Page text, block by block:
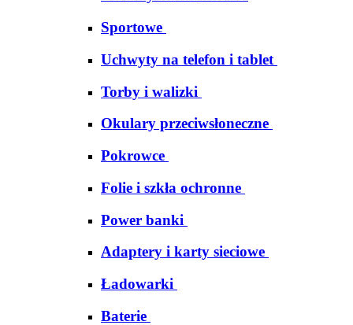
Sportowe
Uchwyty na telefon i tablet
Torby i walizki
Okulary przeciwsłoneczne
Pokrowce
Folie i szkła ochronne
Power banki
Adaptery i karty sieciowe
Ładowarki
Baterie